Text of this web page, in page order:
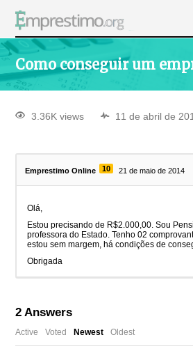
Como conseguir um
3.36K views 11 de abril de
Emprestimo Online 10 21 de maio de 2014
Olá,
Estou precisando de R$2.000,00. Sou
professora do Estado. Tenho 02
estou sem margem, há condições de
Obrigada
2 Answers
Active Voted Newest Oldest